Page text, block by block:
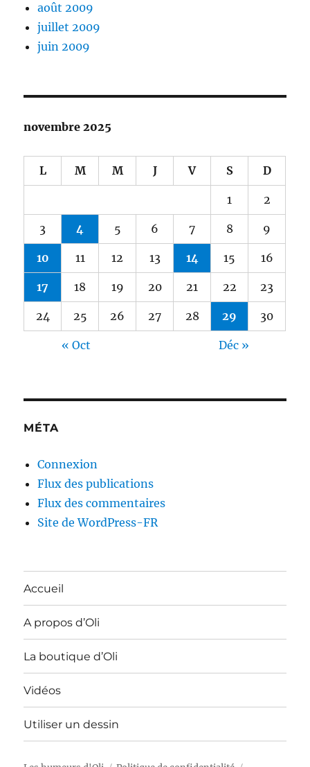
août 2009
juillet 2009
juin 2009
novembre 2025
L M M J V S D
1 2
3 4 5 6 7 8 9
10 11 12 13 14 15 16
17 18 19 20 21 22 23
24 25 26 27 28 29 30
« Oct Déc »
MÉTA
Connexion
Flux des publications
Flux des commentaires
Site de WordPress-FR
Accueil
A propos d’Oli
La boutique d’Oli
Vidéos
Utiliser un dessin